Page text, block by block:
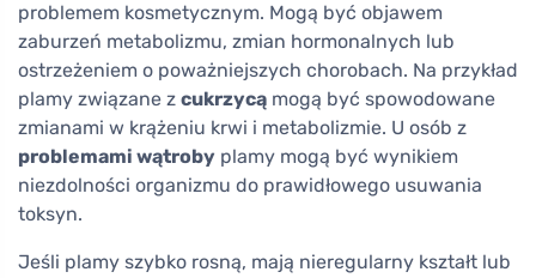
problemem kosmetycznym. Mogą być objawem
zaburzeń metabolizmu, zmian hormonalnych lub
ostrzeżeniem o poważniejszych chorobach. Na przykład
plamy związane z cukrzycą mogą być spowodowane
zmianami w krążeniu krwi i metabolizmie. U osób z
problemami wątroby plamy mogą być wynikiem
niezdolności organizmu do prawidłowego usuwania
toksyn.
Jeśli plamy szybko rosną, mają nieregularny kształt lub